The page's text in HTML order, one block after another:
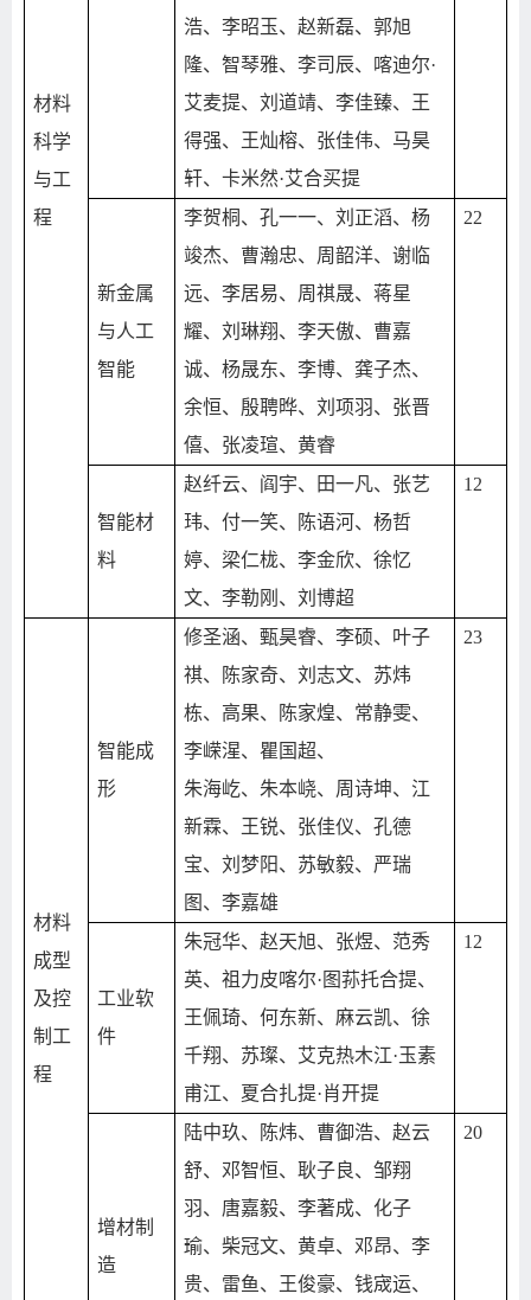
材料
科学
与工
程
浩、李昭玉、赵新磊、郭旭
隆、智琴雅、李司辰、喀迪尔·
艾麦提、刘道靖、李佳臻、王
得强、王灿榕、张佳伟、马昊
轩、卡米然·艾合买提
新金属
与人工
智能
李贺桐、孔一一、刘正滔、杨
竣杰、曹瀚忠、周韶洋、谢临
远、李居易、周祺晟、蒋星
耀、刘琳翔、李天傲、曹嘉
诚、杨晟东、李博、龚子杰、
余恒、殷聘晔、刘项羽、张晋
僖、张凌瑄、黄睿
22
智能材
料
赵纤云、阎宇、田一凡、张艺
玮、付一笑、陈语河、杨哲
婷、梁仁栊、李金欣、徐忆
文、李勒刚、刘博超
12
材料
成型
及控
制工
程
智能成
形
修圣涵、甄昊睿、李硕、叶子
祺、陈家奇、刘志文、苏炜
栋、高果、陈家煌、常静雯、
李嵘湦、瞿国超、
朱海屹、朱本峣、周诗坤、江
新霖、王锐、张佳仪、孔德
宝、刘梦阳、苏敏毅、严瑞
图、李嘉雄
23
工业软
件
朱冠华、赵天旭、张煜、范秀
英、祖力皮喀尔·图荪托合提、
王佩琦、何东新、麻云凯、徐
千翔、苏璨、艾克热木江·玉素
甫江、夏合扎提·肖开提
12
增材制
造
陆中玖、陈炜、曹御浩、赵云
舒、邓智恒、耿子良、邹翔
羽、唐嘉毅、李著成、化子
瑜、柴冠文、黄卓、邓昂、李
贵、雷鱼、王俊豪、钱宬运、
20